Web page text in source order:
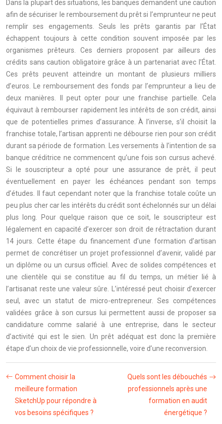
Dans la plupart des situations, les banques demandent une caution
afin de sécuriser le remboursement du prêt si l’emprunteur ne peut
remplir ses engagements. Seuls les prêts garantis par l’État
échappent toujours à cette condition souvent imposée par les
organismes prêteurs. Ces derniers proposent par ailleurs des
crédits sans caution obligatoire grâce à un partenariat avec l’État.
Ces prêts peuvent atteindre un montant de plusieurs milliers
d’euros. Le remboursement des fonds par l’emprunteur a lieu de
deux manières. Il peut opter pour une franchise partielle. Cela
équivaut à rembourser rapidement les intérêts de son crédit, ainsi
que de potentielles primes d’assurance. À l’inverse, s’il choisit la
franchise totale, l’artisan apprenti ne débourse rien pour son crédit
durant sa période de formation. Les versements à l’intention de sa
banque créditrice ne commencent qu’une fois son cursus achevé.
Si le souscripteur a opté pour une assurance de prêt, il peut
éventuellement en payer les échéances pendant son temps
d’études. Il faut cependant noter que la franchise totale coûte un
peu plus cher car les intérêts du crédit sont échelonnés sur un délai
plus long. Pour quelque raison que ce soit, le souscripteur est
légalement en capacité d’exercer son droit de rétractation durant
14 jours. Cette étape du financement d’une formation d’artisan
permet de concrétiser un projet professionnel d’avenir, validé par
un diplôme ou un cursus officiel. Avec de solides compétences et
une clientèle qui se constitue au fil du temps, un métier lié à
l’artisanat reste une valeur sûre. L’intéressé peut choisir d’exercer
seul, avec un statut de micro-entrepreneur. Ses compétences
validées grâce à son cursus lui permettent aussi de proposer sa
candidature comme salarié à une entreprise, dans le secteur
d’activité qui est le sien. Un prêt adéquat est donc la première
étape d’un choix de vie professionnelle, voire d’une reconversion.
Comment choisir la
meilleure formation
SketchUp pour répondre à
vos besoins spécifiques ?
Quels sont les débouchés
professionnels après une
formation en audit
énergétique ?